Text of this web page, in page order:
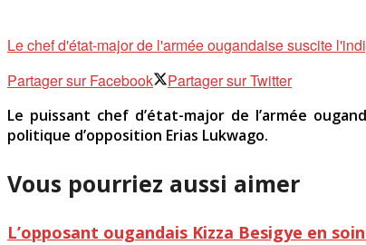
Le chef d'état-major de l'armée ougandaise suscite
Partager sur Facebook
Partager sur Twitter
Le puissant chef d’état-major de l’armée
politique d’opposition Erias Lukwago.
Vous pourriez aussi aimer
L’opposant ougandais Kizza Besigye en